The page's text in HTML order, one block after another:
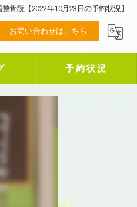
骨院【2022年10月23日の予約状況】
お問い合わせはこちら
予約状況